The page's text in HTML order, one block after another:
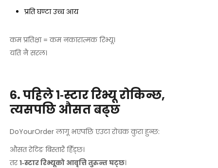
प्रति घण्टा उच्च आय
कम प्रतिक्षा = कम नकारात्मक रिभ्यू।
यति नै सरल।
६. पहिले १‑स्टार रिभ्यू रोकिन्छ,
त्यसपछि औसत बढ्छ
DoYourOrder लागू भएपछि एउटा रोचक कुरा हुन्छ:
औसत रेटिङ बिस्तारै हिँड्छ।
तर१‑स्टार रिभ्यूको आवृत्ति तुरुन्त घट्छ।